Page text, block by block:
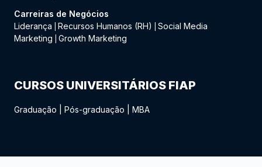
Carreiras de Negócios
Liderança
Recursos Humanos (RH)
Social Media
Marketing
Growth Marketing
CURSOS UNIVERSITÁRIOS FIAP
Graduação Pós-graduação MBA